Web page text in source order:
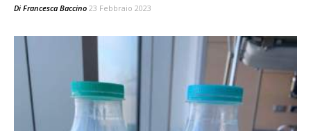
Di Francesca Baccino 23 Febbraio 2023